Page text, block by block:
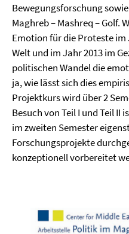
Bewegungsforschung
Maghreb – Mashreq – Golf.
Emotion für die Proteste im
Welt und im Jahr 2013 im
politischen Wandel die
ja, wie lässt sich dies
Projektkurs wird über 2
Besuch von Teil I und Teil II
im zweiten Semester
Forschungsprojekte
konzeptionell vorbereitet